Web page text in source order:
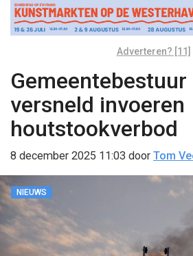
Adverteren? [11]
versneld invoeren
houtstookverbod
8 december 2025 11:03 door Tom
NIEUWS